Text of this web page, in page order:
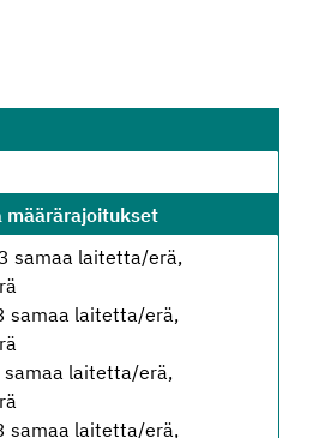
määrärajoitukset
samaa laitetta/erä,
samaa laitetta/erä,
samaa laitetta/erä,
samaa laitetta/erä,